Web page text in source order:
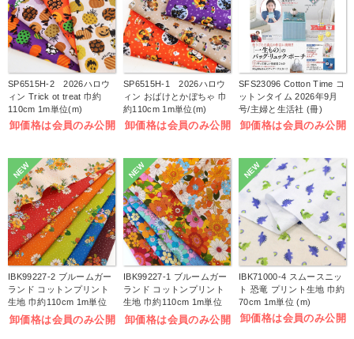
SP6515H-2 2026ハロウ
ィン Trick ot treat 巾約
110cm 1m単位(m)
卸価格は会員のみ公開
SP6515H-1 2026ハロウ
ィン おばけとかぼちゃ 巾
約110cm 1m単位(m)
卸価格は会員のみ公開
SFS23096 Cotton Time コ
ットンタイム 2026年9月
号/主婦と生活社 (冊)
卸価格は会員のみ公開
NEW
IBK99227-2 ブルームガー
ランド コットンプリント
生地 巾約110cm 1m単位
(m)
卸価格は会員のみ公開
NEW
IBK99227-1 ブルームガー
ランド コットンプリント
生地 巾約110cm 1m単位
(m)
卸価格は会員のみ公開
NEW
IBK71000-4 スムースニッ
ト 恐竜 プリント生地 巾約
70cm 1m単位 (m)
卸価格は会員のみ公開